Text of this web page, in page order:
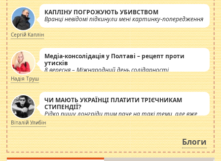
КАПЛІНУ ПОГРОЖУЮТЬ УБИВСТВОМ
Вранці невідомі підкинули мені картинку-попередження
Сергій Каплін
Медіа-консолідація у Полтаві – рецепт проти
утисків
8 вересня – Міжнародний день солідарності
журналістів.
Надія Труш
ЧИ МАЮТЬ УКРАЇНЦІ ПЛАТИТИ ТРІЄЧНИКАМ
СТИПЕНДІЇ?
Рідко пишу лонгріди тим паче на такі теми, але вже
просто дістало! Обурюють сьогоднішні інсенуації
навколо стипендіального питання. Штучно
роздувається ще одна соціальна катастрофа.
Віталій Улибін
Блоги